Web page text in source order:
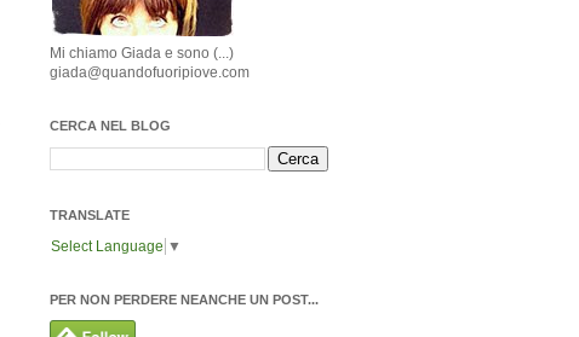
Mi chiamo Giada e sono (...)
giada@quandofuoripiove.com
CERCA NEL BLOG
TRANSLATE
Select Language ▼
PER NON PERDERE NEANCHE UN POST...